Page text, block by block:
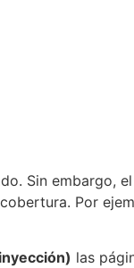
Sin embargo,
Por
las